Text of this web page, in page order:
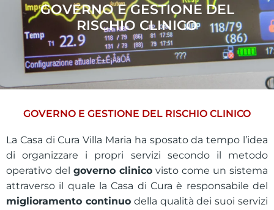
GOVERNO E GESTIONE DEL
RISCHIO CLINICO
GOVERNO E GESTIONE DEL RISCHIO CLINICO
La Casa di Cura Villa Maria ha sposato da tempo l’idea
di organizzare i propri servizi secondo il metodo
operativo del governo clinico visto come un sistema
attraverso il quale la Casa di Cura è responsabile del
miglioramento continuodella qualità dei suoi servizi